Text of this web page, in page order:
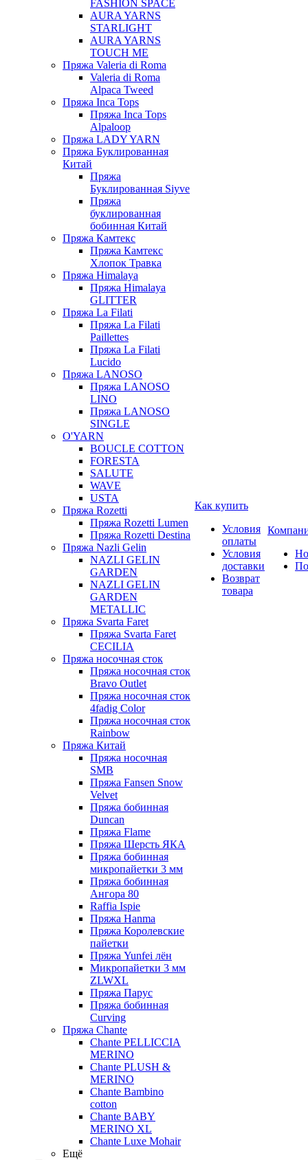
FASHION SPACE
AURA YARNS
STARLIGHT
AURA YARNS
TOUCH ME
Пряжа Valeria di Roma
Valeria di Roma
Alpaca Tweed
Пряжа Inca Tops
Пряжа Inca Tops
Alpaloop
Пряжа LADY YARN
Пряжа Буклированная
Китай
Пряжа
Буклированная Siyve
Пряжа
буклированная
бобинная Китай
Пряжа Камтекс
Пряжа Камтекс
Хлопок Травка
Пряжа Himalaya
Пряжа Himalaya
GLITTER
Пряжа La Filati
Пряжа La Filati
Paillettes
Пряжа La Filati
Lucido
Пряжа LANOSO
Пряжа LANOSO
LINO
Пряжа LANOSO
SINGLE
O'YARN
BOUCLE COTTON
FORESTA
SALUTE
WAVE
USTA
Пряжа Rozetti
Пряжа Rozetti Lumen
Пряжа Rozetti Destina
Пряжа Nazli Gelin
NAZLI GELIN
GARDEN
NAZLI GELIN
GARDEN
METALLIC
Пряжа Svarta Faret
Пряжа Svarta Faret
CECILIA
Пряжа носочная сток
Пряжа носочная сток
Bravo Outlet
Пряжа носочная сток
4fadig Color
Пряжа носочная сток
Rainbow
Пряжа Китай
Пряжа носочная
SMB
Пряжа Fansen Snow
Velvet
Пряжа бобинная
Duncan
Пряжа Flame
Пряжа Шерсть ЯКА
Пряжа бобинная
микропайетки 3 мм
Пряжа бобинная
Ангора 80
Raffia Ispie
Пряжа Hanma
Пряжа Королевские
пайетки
Пряжа Yunfei лён
Микропайетки 3 мм
ZLWXL
Пряжа Парус
Пряжа бобинная
Curving
Пряжа Chante
Chante PELLICCIA
MERINO
Chante PLUSH &
MERINO
Chante Bambino
cotton
Chante BABY
MERINO XL
Chante Luxe Mohair
Ещё
Как купить
Условия
оплаты
Условия
доставки
Возврат
товара